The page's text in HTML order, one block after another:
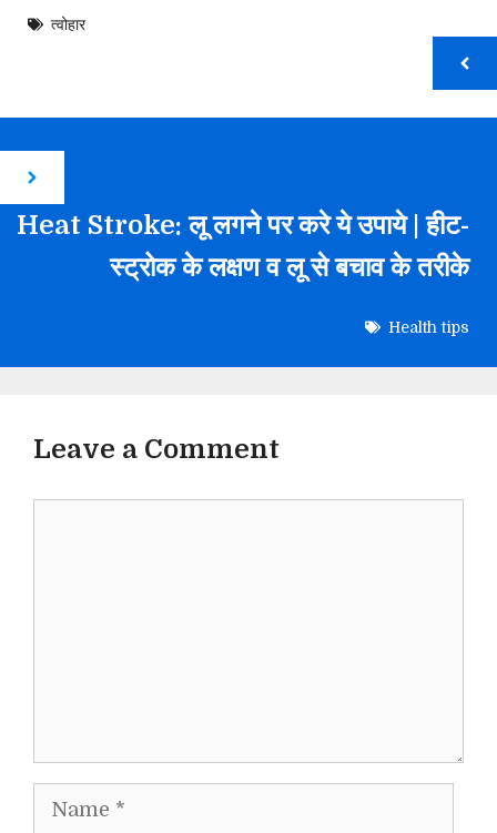
त्वोहार
Heat Stroke: लू लगने पर करे ये उपाये | हीट-
स्ट्रोक के लक्षण व लू से बचाव के तरीके
Health tips
Leave a Comment
Name